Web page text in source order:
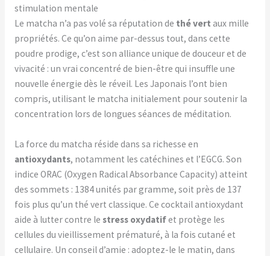
stimulation mentale
Le matcha n’a pas volé sa réputation de thé vert aux mille
propriétés. Ce qu’on aime par-dessus tout, dans cette
poudre prodige, c’est son alliance unique de douceur et de
vivacité : un vrai concentré de bien-être qui insuffle une
nouvelle énergie dès le réveil. Les Japonais l’ont bien
compris, utilisant le matcha initialement pour soutenir la
concentration lors de longues séances de méditation.
La force du matcha réside dans sa richesse en
antioxydants, notamment les catéchines et l’EGCG. Son
indice ORAC (Oxygen Radical Absorbance Capacity) atteint
des sommets : 1384 unités par gramme, soit près de 137
fois plus qu’un thé vert classique. Ce cocktail antioxydant
aide à lutter contre le stress oxydatifet protège les
cellules du vieillissement prématuré, à la fois cutané et
cellulaire. Un conseil d’amie : adoptez-le le matin, dans